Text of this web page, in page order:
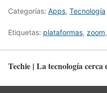
Categorías: Apps, Tecnología
Etiquetas: plataformas, zoom,
Techie | La tecnología cerca